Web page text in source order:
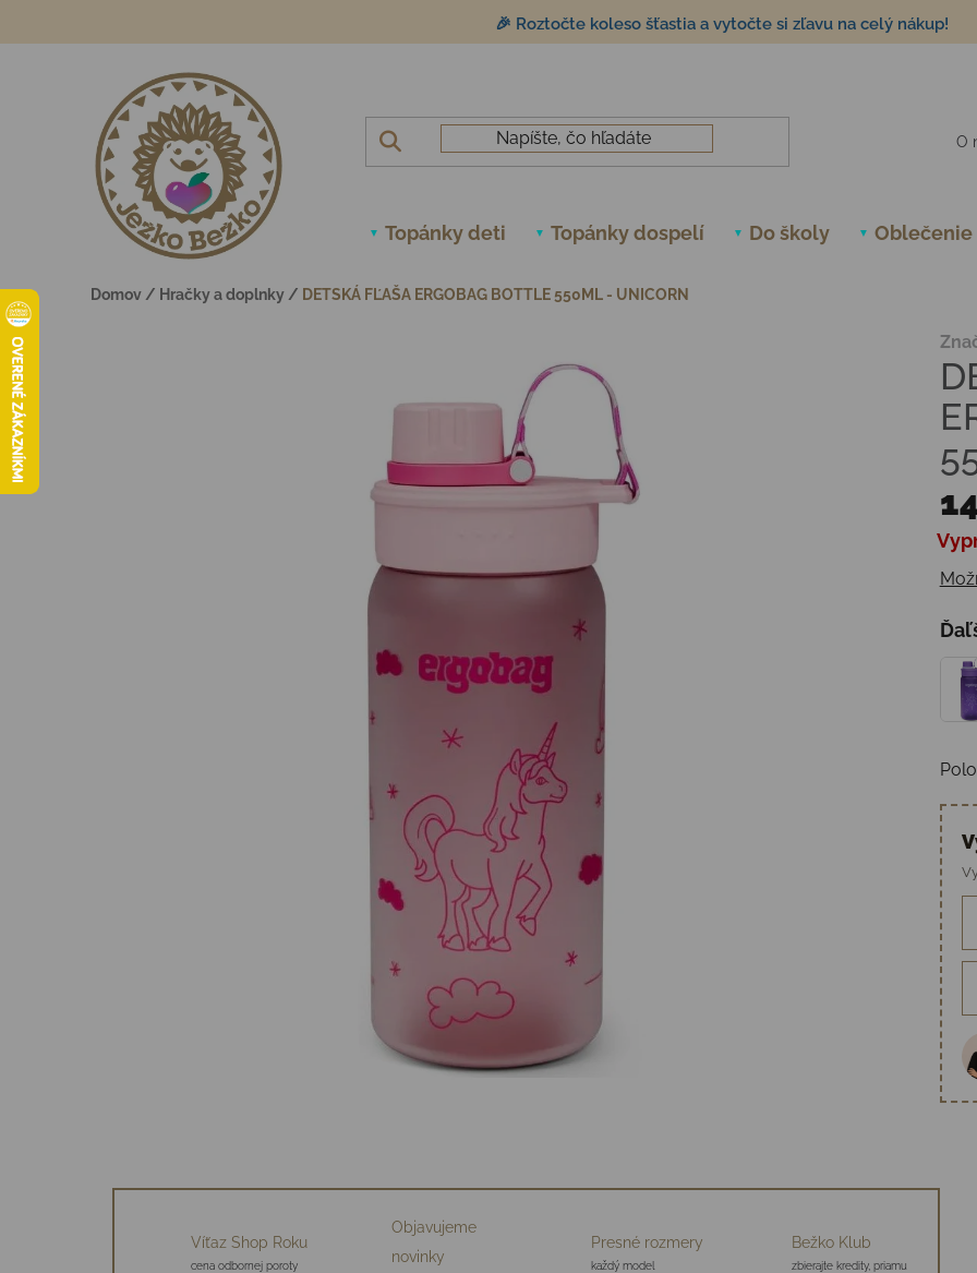
🎉 Roztočte koleso šťastia a vytočte si zľavu na celý nákup!
O
Topánky deti Topánky dospelí Do školy Oblečenie
Domov / Hračky a doplnky / DETSKÁ FĽAŠA ERGOBAG BOTTLE 550ML - UNICORN
Víťaz Shop Roku
cena odbornej poroty
Objavujeme
novinky
Presné rozmery
každý model
Bežko Klub
zbierajte kredity, priamu